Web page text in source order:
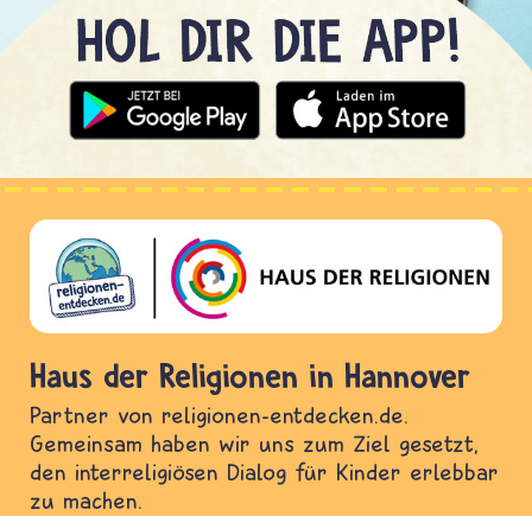
Haus der Religionen in Hannover
Partner von religionen-entdecken.de.
Gemeinsam haben wir uns zum Ziel gesetzt,
den interreligiösen Dialog für Kinder erlebbar
zu machen.